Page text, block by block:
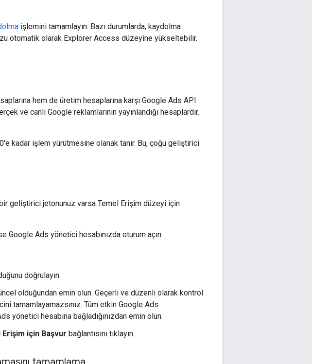
işlemini tamamlayın. Bazı durumlarda, kaydolma
otomatik olarak Explorer Access düzeyine yükseltebilir.
hem de üretim hesaplarına karşı Google Ads API
ve canlı Google reklamlarının yayınlandığı hesaplardır.
kadar işlem yürütmesine olanak tanır. Bu, çoğu geliştirici
geliştirici jetonunuz varsa Temel Erişim düzeyi için
Google Ads yönetici hesabınızda oturum açın.
doğrulayın.
olduğundan emin olun. Geçerli ve düzenli olarak kontrol
tamamlayamazsınız. Tüm etkin Google Ads
yönetici hesabına bağladığınızdan emin olun.
için Başvur bağlantısını tıklayın.